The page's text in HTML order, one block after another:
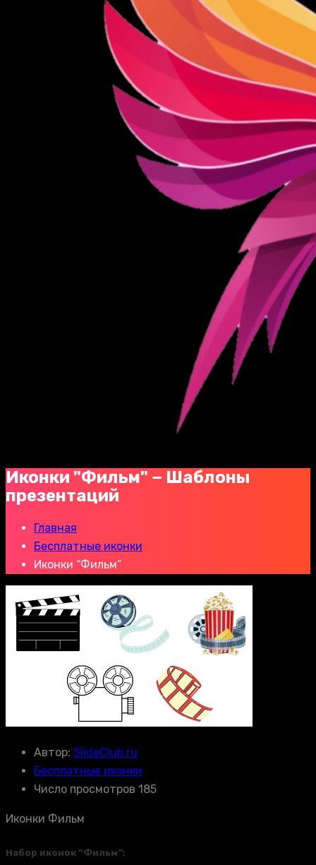
Иконки "Фильм" − Шаблоны
презентаций
Главная
Бесплатные иконки
Иконки “Фильм”
Автор: SlideClub.ru
Бесплатные иконки
Число просмотров 185
Иконки Фильм
Набор иконок “Фильм”: